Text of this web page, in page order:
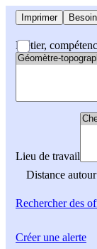
Imprimer
Métier,
Lieu de travail
Distance
Rechercherdes
Créer une alerte